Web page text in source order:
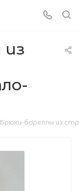
Брюки-бареллы из